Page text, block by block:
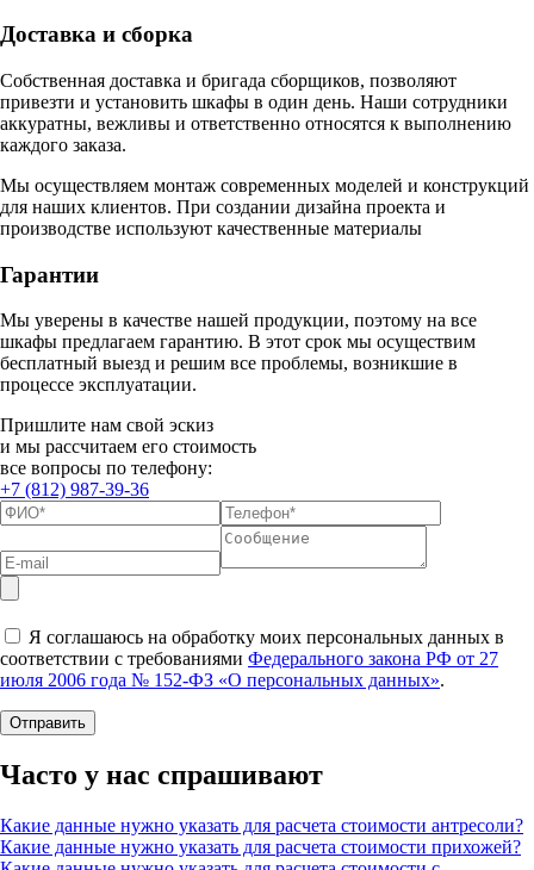
Доставка и сборка
Собственная доставка и бригада сборщиков, позволяют
привезти и установить шкафы в один день. Наши сотрудники
аккуратны, вежливы и ответственно относятся к выполнению
каждого заказа.
Мы осуществляем монтаж современных моделей и конструкций
для наших клиентов. При создании дизайна проекта и
производстве используют качественные материалы
Гарантии
Мы уверены в качестве нашей продукции, поэтому на все
шкафы предлагаем гарантию. В этот срок мы осуществим
бесплатный выезд и решим все проблемы, возникшие в
процессе эксплуатации.
Пришлите нам свой эскиз
и мы рассчитаем его стоимость
все вопросы по телефону:
+7 (812) 987-39-36
Я соглашаюсь на обработку моих персональных данных в
соответствии с требованиями Федерального закона РФ от 27
июля 2006 года № 152-ФЗ «О персональных данных».
Часто у нас спрашивают
Какие данные нужно указать для расчета стоимости антресоли?
Какие данные нужно указать для расчета стоимости прихожей?